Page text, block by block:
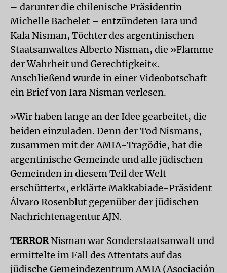
– darunter die chilenische Präsidentin
Michelle Bachelet – entzündeten Iara und
Kala Nisman, Töchter des argentinischen
Staatsanwaltes Alberto Nisman, die »Flamme
der Wahrheit und Gerechtigkeit«.
Anschließend wurde in einer Videobotschaft
ein Brief von Iara Nisman verlesen.
»Wir haben lange an der Idee gearbeitet, die
beiden einzuladen. Denn der Tod Nismans,
zusammen mit der AMIA-Tragödie, hat die
argentinische Gemeinde und alle jüdischen
Gemeinden in diesem Teil der Welt
erschüttert«, erklärte Makkabiade-Präsident
Álvaro Rosenblut gegenüber der jüdischen
Nachrichtenagentur AJN.
TERRORNisman war Sonderstaatsanwalt und
ermittelte im Fall des Attentats auf das
jüdische Gemeindezentrum AMIA (Asociación